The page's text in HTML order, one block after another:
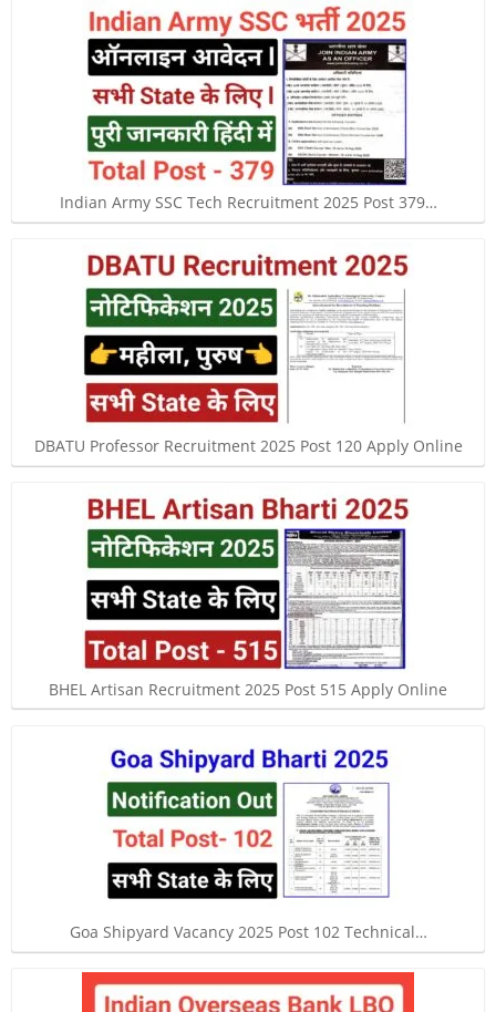
Indian Army SSC Tech Recruitment 2025 Post 379…
DBATU Professor Recruitment 2025 Post 120 Apply Online
BHEL Artisan Recruitment 2025 Post 515 Apply Online
Goa Shipyard Vacancy 2025 Post 102 Technical…